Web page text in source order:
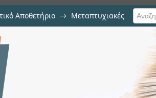
Αποθετήριο → Μεταπτυχιακές